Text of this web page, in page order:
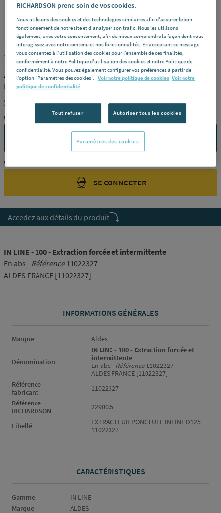
ALDES
IN LINE - 100 - Extraction forcée et
intermittente
ALDES 11022327
En abs -Référence11022327
Voir la description complète
Vous avez un projet ?
CONTACTEZ-NOUS
Vous êtes un professionnel ?
SE CONNECTER
Accedez aux détails du produit
IN LINE - 100 - Extraction forcée et intermittente
En abs - Référence11022327
ALDES FRANCE [11022327]
INFORMATIONS GÉNÉRALES
Informations générales
Marque Aldes
Dénomination
IN LINE - 100 - Extraction forcée et
intermittente
En abs - Référence11022327
ALDES FRANCE [11022327]
Référence
fabricant
11022327
Référence
RICHARDSON
22900.5
Libellé
EXTRACTEUR PONCTUEL INLINE D125
11022327
CARACTÉRISTIQUES
Caractéristiques
Gamme
IN LINE
Marque
ALDES
RICHARDSON prend soin de vos cookies.
Nous utilisons des cookies et des technologies similaires afin d'assurer le bon
fonctionnement de notre site et d'analyser son trafic. Nous les utilisons
également, avec votre consentement, afin de mieux comprendre la façon dont vous
interagissez avec notre contenu et nos fonctionnalités. En acceptant ce message,
vous consentez à l’utilisation des cookies pour l’ensemble de ces finalités,
conformément à notre Politique d'utilisation des cookies et notre Politique de
confidentialité. Vous pouvez également configurer vos préférences à partir de
l’option "Paramètres des cookies”.
Voir notre politique de cookies Voir notre
politique de confidentialité
Tout refuser Autoriser tous les cookies
Paramètres des cookies